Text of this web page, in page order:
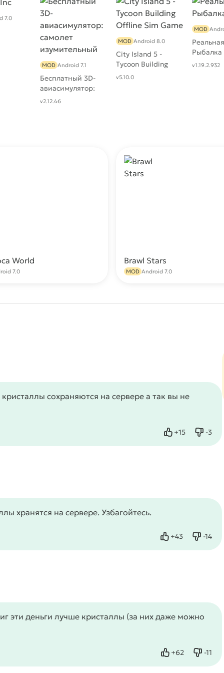
7.0
Бесплатный 3D-
авиасимулятор:
самолет
MOD Android 7.1
v2.12.46
City Island 5 -
Tycoon Building
Offline Sim Game
MOD Android 8.0
v5.10.0
Реальная
Рыбалка
MOD
v1.19.2.932
World
7.0
Brawl Stars
MOD Android 7.0
сохраняются на сервере а так вы не
+15
Нравится -3
Не
хранятся на сервере. Узбагойтесь.
+43
Нравится -14
Не
эти деньги лучше кристаллы (за них даже можно
+62
Нравится -11
Не